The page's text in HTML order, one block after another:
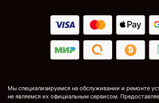
Мы специализируемся на обслуживании и ремонте
не являемся их официальным сервисом.